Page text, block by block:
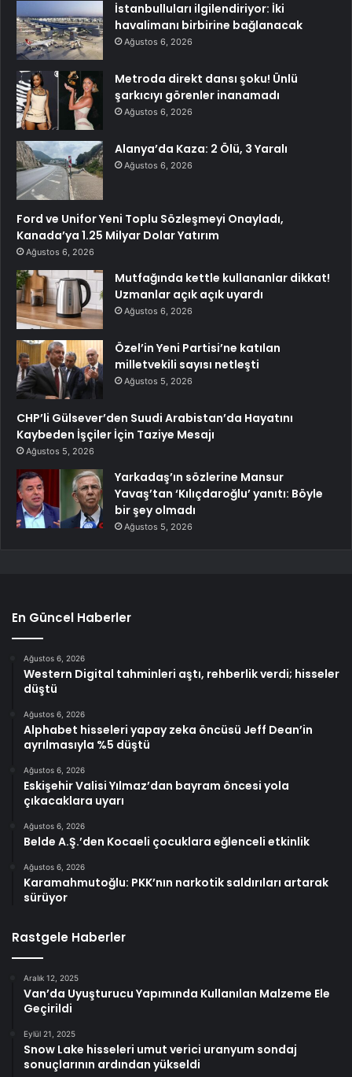
İstanbulluları ilgilendiriyor: İki
havalimanı birbirine bağlanacak
Ağustos 6, 2026
Metroda direkt dansı şoku! Ünlü
şarkıcıyı görenler inanamadı
Ağustos 6, 2026
Alanya’da Kaza: 2 Ölü, 3 Yaralı
Ağustos 6, 2026
Ford ve Unifor Yeni Toplu Sözleşmeyi Onayladı,
Kanada’ya 1.25 Milyar Dolar Yatırım
Ağustos 6, 2026
Mutfağında kettle kullananlar dikkat!
Uzmanlar açık açık uyardı
Ağustos 6, 2026
Özel’in Yeni Partisi’ne katılan
milletvekili sayısı netleşti
Ağustos 5, 2026
CHP’li Gülsever’den Suudi Arabistan’da Hayatını
Kaybeden İşçiler İçin Taziye Mesajı
Ağustos 5, 2026
Yarkadaş’ın sözlerine Mansur
Yavaş’tan ‘Kılıçdaroğlu’ yanıtı: Böyle
bir şey olmadı
Ağustos 5, 2026
En Güncel Haberler
Ağustos 6, 2026
Western Digital tahminleri aştı, rehberlik verdi; hisseler
düştü
Ağustos 6, 2026
Alphabet hisseleri yapay zeka öncüsü Jeff Dean’in
ayrılmasıyla %5 düştü
Ağustos 6, 2026
Eskişehir Valisi Yılmaz’dan bayram öncesi yola
çıkacaklara uyarı
Ağustos 6, 2026
Belde A.Ş.’den Kocaeli çocuklara eğlenceli etkinlik
Ağustos 6, 2026
Karamahmutoğlu: PKK’nın narkotik saldırıları artarak
sürüyor
Rastgele Haberler
Aralık 12, 2025
Van’da Uyuşturucu Yapımında Kullanılan Malzeme Ele
Geçirildi
Eylül 21, 2025
Snow Lake hisseleri umut verici uranyum sondaj
sonuçlarının ardından yükseldi